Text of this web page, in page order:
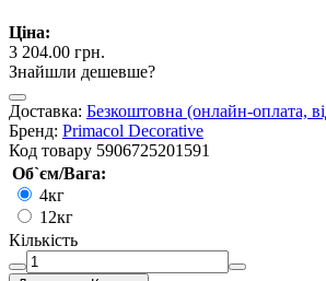
Ціна:
3 204.00 грн.
Знайшли дешевше?
Доставка: Безкоштовна (онлайн-оплата,
Бренд: Primacol Decorative
Код товару 5906725201591
Об`єм/Вага:
4кг
12кг
Кількість